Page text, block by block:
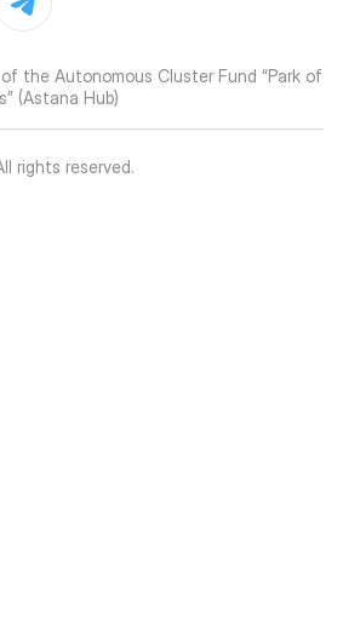
the Autonomous Cluster Fund “Park of
(Astana Hub)
rights reserved.